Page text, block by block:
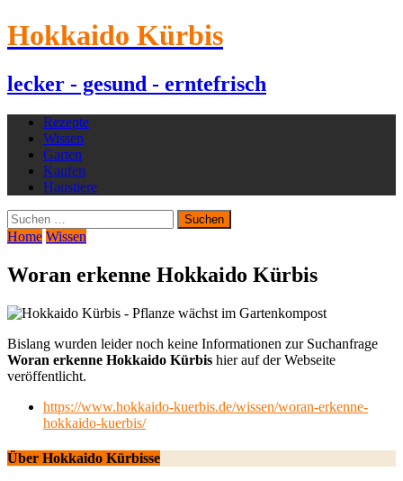
Hokkaido Kürbis
lecker - gesund - erntefrisch
Rezepte
Wissen
Garten
Kaufen
Haustiere
Suchen
nach:
Home Wissen
Woran erkenne Hokkaido Kürbis
Bislang wurden leider noch keine Informationen zur Suchanfrage
Woran erkenne Hokkaido Kürbis hier auf der Webseite
veröffentlicht.
https://www.hokkaido-kuerbis.de/wissen/woran-erkenne-
hokkaido-kuerbis/
Über Hokkaido Kürbisse